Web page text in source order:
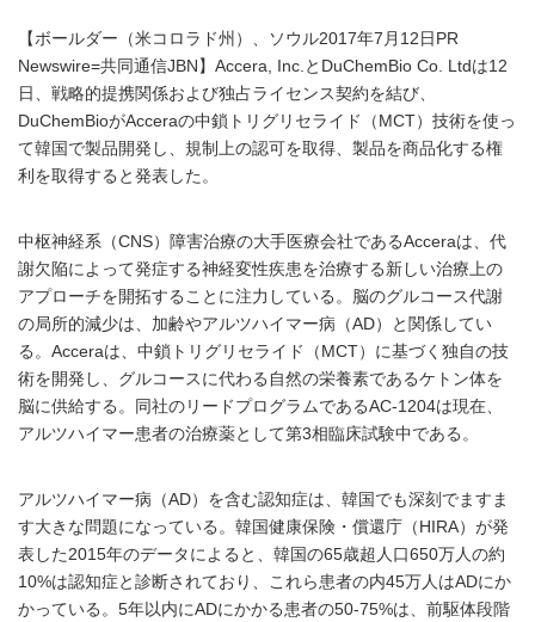
【ボールダー（米コロラド州）、ソウル2017年7月12日PR
Newswire=共同通信JBN】Accera, Inc.とDuChemBio Co. Ltdは12
日、戦略的提携関係および独占ライセンス契約を結び、
DuChemBioがAcceraの中鎖トリグリセライド（MCT）技術を使っ
て韓国で製品開発し、規制上の認可を取得、製品を商品化する権
利を取得すると発表した。
中枢神経系（CNS）障害治療の大手医療会社であるAcceraは、代
謝欠陥によって発症する神経変性疾患を治療する新しい治療上の
アプローチを開拓することに注力している。脳のグルコース代謝
の局所的減少は、加齢やアルツハイマー病（AD）と関係してい
る。Acceraは、中鎖トリグリセライド（MCT）に基づく独自の技
術を開発し、グルコースに代わる自然の栄養素であるケトン体を
脳に供給する。同社のリードプログラムであるAC-1204は現在、
アルツハイマー患者の治療薬として第3相臨床試験中である。
アルツハイマー病（AD）を含む認知症は、韓国でも深刻でますま
す大きな問題になっている。韓国健康保険・償還庁（HIRA）が発
表した2015年のデータによると、韓国の65歳超人口650万人の約
10%は認知症と診断されており、これら患者の内45万人はADにか
かっている。5年以内にADにかかる患者の50-75%は、前駆体段階